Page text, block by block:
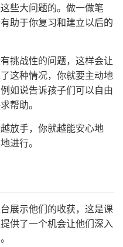
些大问题的。做一做笔
助于你复习和建立以后的
挑战性的问题，这样会让
这种情况，你就要主动地
如说告诉孩子们可以自由
帮助。
放手，你就越能安心地
进行。
展示他们的收获，这是课
供了一个机会让他们深入